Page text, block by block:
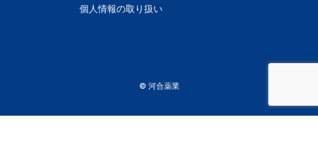
個人情報の取り扱い
© 河合薬業